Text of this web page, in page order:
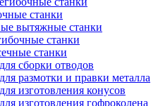
станки
вытяжные станки
станки
станки
сборки отводов
размотки и правки металла
изготовления конусов
изготовления гофроколена